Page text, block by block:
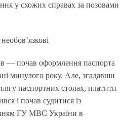
у схожих справах за позовами
почав оформлення паспорта
минулого року. Але, згадавши
у паспортних столах, платити
і почав судитися із
ГУ МВС України в